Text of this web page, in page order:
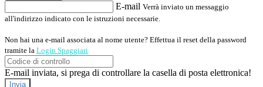
E-mail Verrà inviato un messaggio
all'indirizzo indicato con le istruzioni necessarie.
Non hai una e-mail associata al nome utente? Effettua il reset della password
tramite la Login Spaggiari
E-mail inviata, si prega di controllare la casella di posta elettronica!